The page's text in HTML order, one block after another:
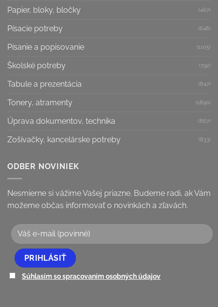
Papier, bloky, bločky (467)
Písacie potreby (648)
Písanie a popisovanie (1105)
Školské potreby (792)
Tabule a prezentácia (847)
Tonery, atramenty (1890)
Úprava dokumentov, technika (867)
Zošívačky, kancelárske potreby (833)
ODBER NOVINIEK
Nesmierne si vážime Vašej priazne. Budeme radi, ak Vám
možeme občas informovať o novinkách a zľavách.
Súhlasím so spracovaním osobných údajov